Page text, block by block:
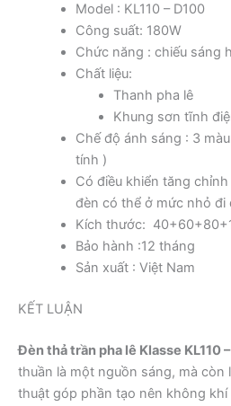
Model : KL110 – D100
Công suất: 180W
Chức năng : chiếu sáng
Chất liệu:
Thanh pha lê
Khung sơn tĩnh
Chế độ ánh sáng : 3
tính )
Có điều khiển tăng
đèn có thể ở mức nhỏ đi
Kích thước:
Bảo hành :12 tháng
Sản xuất : Việt Nam
KẾT LUẬN
Đèn thả trần pha lê Klasse KL110
thuần là một nguồn sáng, mà còn
thuật góp phần tạo nên không